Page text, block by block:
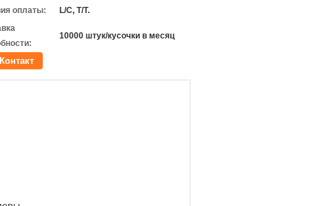
оплаты:
L/C, T/T.
10000 штук/кусочки в месяц
Контакт